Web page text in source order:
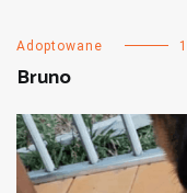
Adoptowane
Bruno